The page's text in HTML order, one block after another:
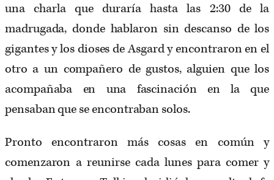
una charla que duraría hasta las 2:30 de la
madrugada, donde hablaron sin descanso de los
gigantes y los dioses de Asgard y encontraron en el
otro a un compañero de gustos, alguien que los
acompañaba en una fascinación en la que
pensaban que se encontraban solos.
Pronto encontraron más cosas en común y
comenzaron a reunirse cada lunes para comer y